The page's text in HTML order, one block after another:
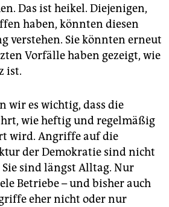
Das ist heikel. Diejenigen,
haben, könnten diesen
verstehen. Sie könnten erneut
Vorfälle haben gezeigt, wie
ist.
wir es wichtig, dass die
wie heftig und regelmäßig
wird. Angriffe auf die
der Demokratie sind nicht
sind längst Alltag. Nur
Betriebe – und bisher auch
eher nicht oder nur